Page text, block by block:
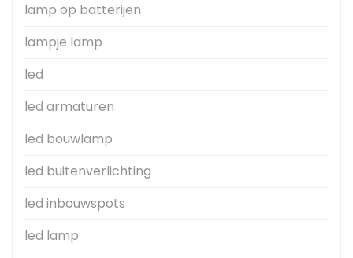
lamp op batterijen
lampje lamp
led
led armaturen
led bouwlamp
led buitenverlichting
led inbouwspots
led lamp